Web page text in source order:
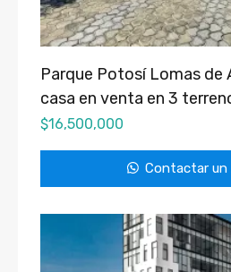
Parque Potosí Lomas de
casa en venta en 3
$16,500,000
Contactar un